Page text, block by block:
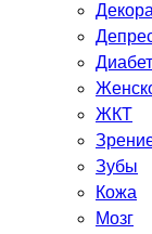
Диабет
ЖКТ
Зубы
Кожа
Мозг